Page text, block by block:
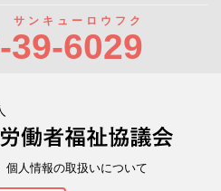
39-6029
サンキューロウフク
個人情報の取扱いについて